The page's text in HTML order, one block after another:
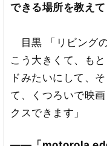
できる場所を教えて
目黒 「リビング
こう大きくて、も
ドみたいにして、
て、くつろいで映
クスできます」